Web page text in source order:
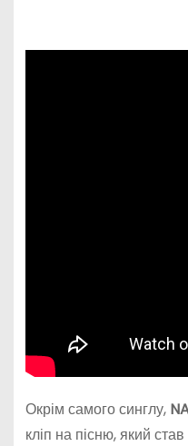
Окрім самого синглу,
кліп на пісню, який